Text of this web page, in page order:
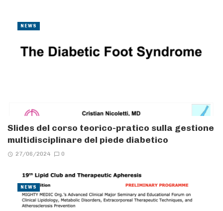
Slides del corso teorico-pratico sulla gestione
multidisciplinare del piede diabetico
27/06/2024 0
NEWS
NEWS